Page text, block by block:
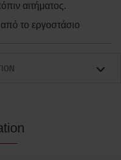
αιτήματος.
το εργοστάσιο